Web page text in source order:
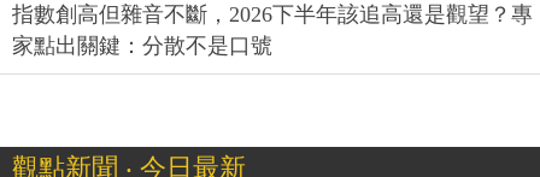
指數創高但雜音不斷，2026下半年該追高還是觀望？專
家點出關鍵：分散不是口號
觀點新聞 ‧ 今日最新